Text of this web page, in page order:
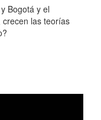
Bogotá y el
las teorías